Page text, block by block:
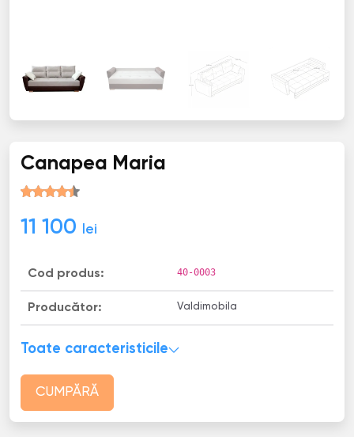
Canapea Maria
11 100 lei
Cod produs: 40-0003
Producător: Valdimobila
Toate caracteristicile
CUMPĂRĂ